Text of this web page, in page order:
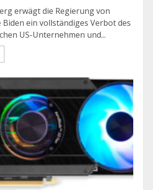
erwägt die Regierung von
Biden ein vollständiges Verbot des
US-Unternehmen und...